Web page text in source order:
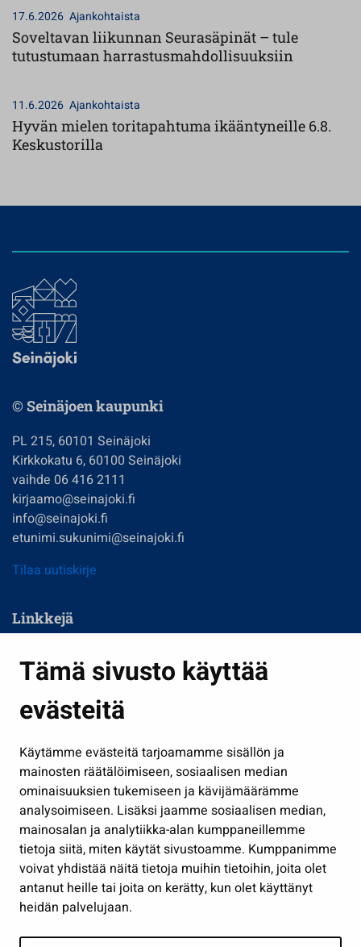
Tämä sivusto käyttää
evästeitä
Käytämme evästeitä tarjoamamme sisällön ja
mainosten räätälöimiseen, sosiaalisen median
ominaisuuksien tukemiseen ja kävijämäärämme
analysoimiseen. Lisäksi jaamme sosiaalisen median,
mainosalan ja analytiikka-alan kumppaneillemme
tietoja siitä, miten käytät sivustoamme. Kumppanimme
voivat yhdistää näitä tietoja muihin tietoihin, joita olet
antanut heille tai joita on kerätty, kun olet käyttänyt
heidän palvelujaan.
17.6.2026 Ajankohtaista
Soveltavan liikunnan Seurasäpinät – tule
tutustumaan harrastusmahdollisuuksiin
11.6.2026 Ajankohtaista
Hyvän mielen toritapahtuma ikääntyneille 6.8.
Keskustorilla
© Seinäjoen kaupunki
PL 215, 60101 Seinäjoki
Kirkkokatu 6, 60100 Seinäjoki
vaihde 06 416 2111
kirjaamo@seinajoki.fi
info@seinajoki.fi
etunimi.sukunimi@seinajoki.fi
Tilaa uutiskirje
Linkkejä
Kasvatus ja opetus
Kulttuuri ja liikunta
Työ ja yrittäminen
Osallistu ja asioi
Näytä omat evästeasetukseni
Seuraa meitä